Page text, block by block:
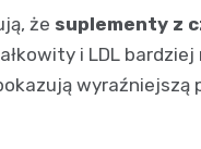
że suplementy z
i LDL
wyraźniejszą